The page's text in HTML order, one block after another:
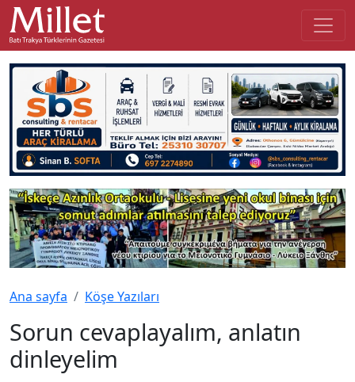
Ana sayfa Köşe Yazıları
Sorun cevaplayalım, anlatın
dinleyelim